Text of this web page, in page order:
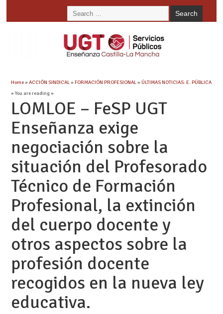
Home»ACCIÓN SINDICAL»FORMACIÓN PROFESIONAL»ÚLTIMAS NOTICIAS: E. PÚBLICA
» You are reading »
LOMLOE – FeSP UGT
Enseñanza exige
negociación sobre la
situación del Profesorado
Técnico de Formación
Profesional, la extinción
del cuerpo docente y
otros aspectos sobre la
profesión docente
recogidos en la nueva ley
educativa.